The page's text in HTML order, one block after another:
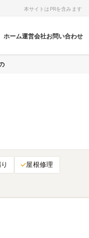
本サイトはPRを含みます
ホーム運営会社お問い合わせ
屋根修理